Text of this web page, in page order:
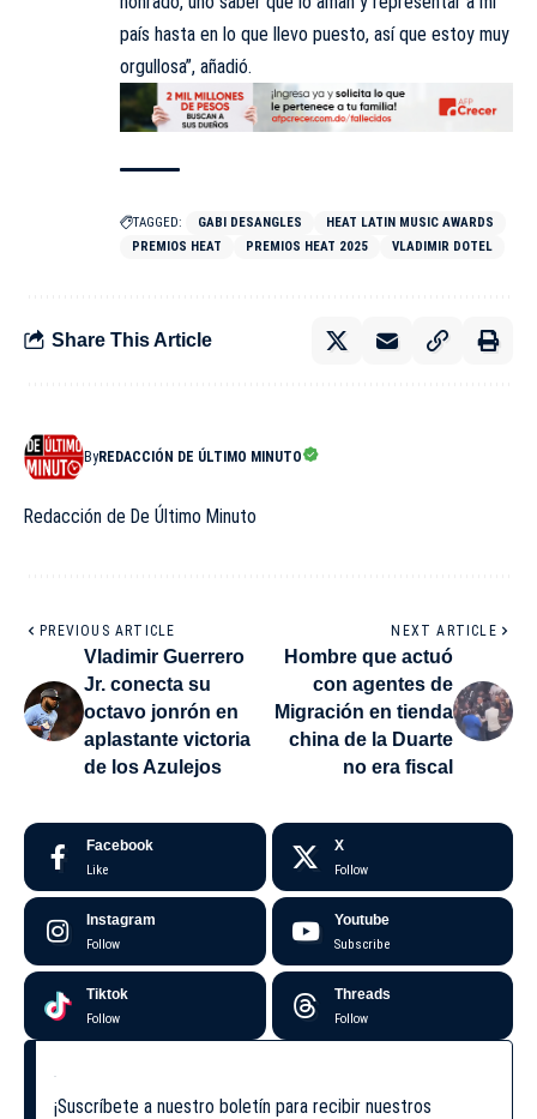
país hasta en lo que llevo puesto, así que estoy muy
orgullosa”, añadió.
TAGGED: GABI DESANGLES
HEAT LATIN MUSIC AWARDS
PREMIOS HEAT
PREMIOS HEAT 2025 VLADIMIR DOTEL
Share This Article
ByREDACCIÓN DE ÚLTIMO MINUTO
Redacción de De Último Minuto
PREVIOUS ARTICLE
Vladimir Guerrero
Jr. conecta su
octavo jonrón en
aplastante victoria
de los Azulejos
NEXT ARTICLE
Hombre que actuó
con agentes de
Migración en tienda
china de la Duarte
no era fiscal
Facebook
Like
X
Follow
Instagram
Follow
Youtube
Subscribe
Tiktok
Follow
Threads
Follow
¡Suscríbete a nuestro boletín para recibir nuestros